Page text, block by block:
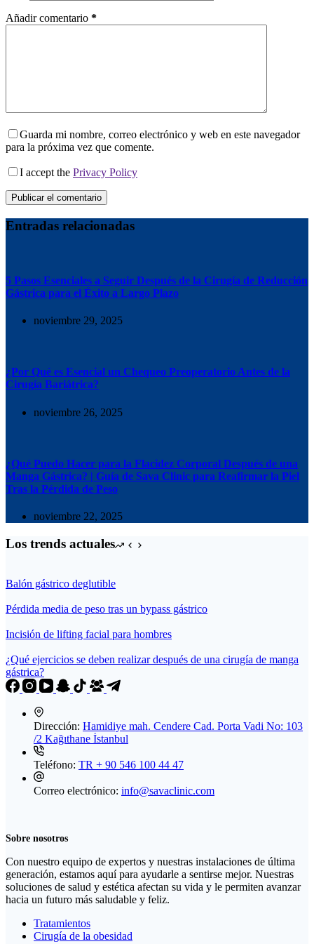
Añadir comentario *
Guarda mi nombre, correo electrónico y web en este navegador
para la próxima vez que comente.
I accept the Privacy Policy
Publicar el comentario
Entradas relacionadas
5 Pasos Esenciales a Seguir Después de la Cirugía de Reducción
Gástrica para el Éxito a Largo Plazo
noviembre 29, 2025
¿Por Qué es Esencial un Chequeo Preoperatorio Antes de la
Cirugía Bariátrica?
noviembre 26, 2025
¿Qué Puedo Hacer para la Flacidez Corporal Después de una
Manga Gástrica? | Guía de Sava Clinic para Reafirmar la Piel
Tras la Pérdida de Peso
noviembre 22, 2025
Los trends actuales
Balón gástrico deglutible
Pérdida media de peso tras un bypass gástrico
Incisión de lifting facial para hombres
¿Qué ejercicios se deben realizar después de una cirugía de manga
gástrica?
Dirección: Hamidiye mah. Cendere Cad. Porta Vadi No: 103
/2 Kağıthane İstanbul
Teléfono: TR + 90 546 100 44 47
Correo electrónico: info@savaclinic.com
Sobre nosotros
Con nuestro equipo de expertos y nuestras instalaciones de última
generación, estamos aquí para ayudarle a sentirse mejor. Nuestras
soluciones de salud y estética afectan su vida y le permiten avanzar
hacia un futuro más saludable y feliz.
Tratamientos
Cirugía de la obesidad